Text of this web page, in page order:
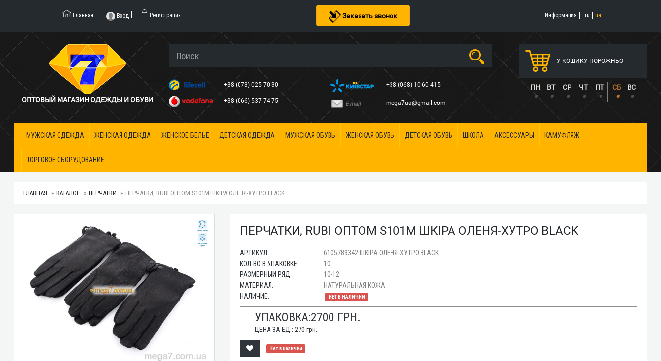
Заказать звонок
Главная Вход Регистрация Информация ru ua
ОПТОВЫЙ МАГАЗИН ОДЕЖДЫ И ОБУВИ
+38 (073) 025-70-30
+38 (066) 537-74-75
+38 (068) 10-60-415
E-mail mega7ua@gmail.com
У КОШИКУ ПОРОЖНЬО
ПН ВТ СР ЧТ ПТ СБ ВС
• • • • • • •
МУЖСКАЯ ОДЕЖДА ЖЕНСКАЯ ОДЕЖДА ЖЕНСКОЕ БЕЛЬЕ ДЕТСКАЯ ОДЕЖДА МУЖСКАЯ ОБУВЬ ЖЕНСКАЯ ОБУВЬ ДЕТСКАЯ ОБУВЬ ШКОЛА АКСЕССУАРЫ КАМУФЛЯЖ
ТОРГОВОЕ ОБОРУДОВАНИЕ
ГЛАВНАЯ КАТАЛОГ ПЕРЧАТКИ ПЕРЧАТКИ, RUBI ОПТОМ S101М ШКІРА ОЛЕНЯ-ХУТРО BLACK
ПЕРЧАТКИ, RUBI ОПТОМ S101М ШКІРА ОЛЕНЯ-ХУТРО BLACK
АРТИКУЛ:
6105789342 ШКІРА ОЛЕНЯ-ХУТРО BLACK
КОЛ-ВО В УПАКОВКЕ:
10
РАЗМЕРНЫЙ РЯД: :
10-12
МАТЕРИАЛ:
НАТУРАЛЬНАЯ КОЖА
НАЛИЧИЕ:
НЕТ В НАЛИЧИИ
УПАКОВКА:2700 ГРН.
ЦЕНА ЗА ЕД.: 270 грн.
Нет в наличии